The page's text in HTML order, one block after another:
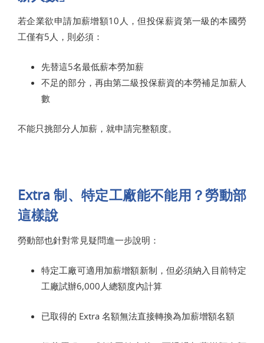
若企業欲申請加薪增額10人，但投保薪資第一級的本國勞
工僅有5人，則必須：
先替這5名最低薪本勞加薪
不足的部分，再由第二級投保薪資的本勞補足加薪人
數
不能只挑部分人加薪，就申請完整額度。
Extra 制、特定工廠能不能用？勞動部
這樣說
勞動部也針對常見疑問進一步說明：
特定工廠可適用加薪增額新制，但必須納入目前特定
工廠試辦6,000人總額度內計算
已取得的 Extra 名額無法直接轉換為加薪增額名額